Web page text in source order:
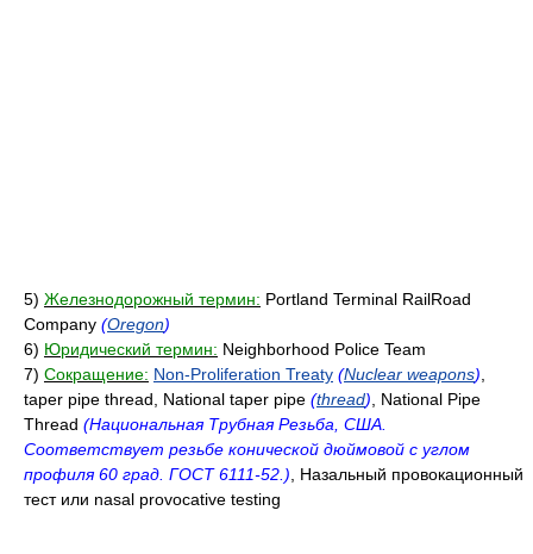
5) Железнодорожный термин: Portland Terminal RailRoad
Company (Oregon)
6) Юридический термин: Neighborhood Police Team
7) Сокращение: Non-Proliferation Treaty (Nuclear weapons)
taper pipe thread, National taper pipe (thread) , National Pipe
Thread (Национальная Трубная Резьба, США.
Соответствует резьбе конической дюймовой с углом
профиля 60 град. ГОСТ 6111-52.) , Назальный провокационный
тест или nasal provocative testing